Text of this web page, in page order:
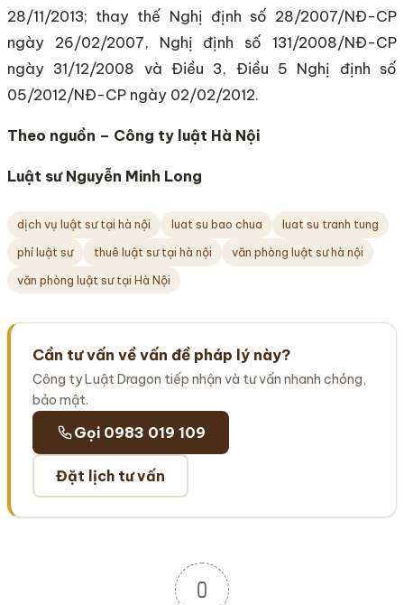
28/11/2013; thay thế Nghị định số 28/2007/NĐ-CP
ngày 26/02/2007, Nghị định số 131/2008/NĐ-CP
ngày 31/12/2008 và Điều 3, Điều 5 Nghị định số
05/2012/NĐ-CP ngày 02/02/2012.
Theo nguồn – Công ty luật Hà Nội
Luật sư Nguyễn Minh Long
dịch vụ luật sư tại hà nội luat su bao chua
luat su tranh tung
phí luật sư
thuê luật sư tại hà nội
văn phòng luật sư hà nội
văn phòng luật sư tại Hà Nội
Cần tư vấn về vấn đề pháp lý này?
Công ty Luật Dragon tiếp nhận và tư vấn nhanh chóng,
bảo mật.
Gọi 0983 019 109
Đặt lịch tư vấn
0